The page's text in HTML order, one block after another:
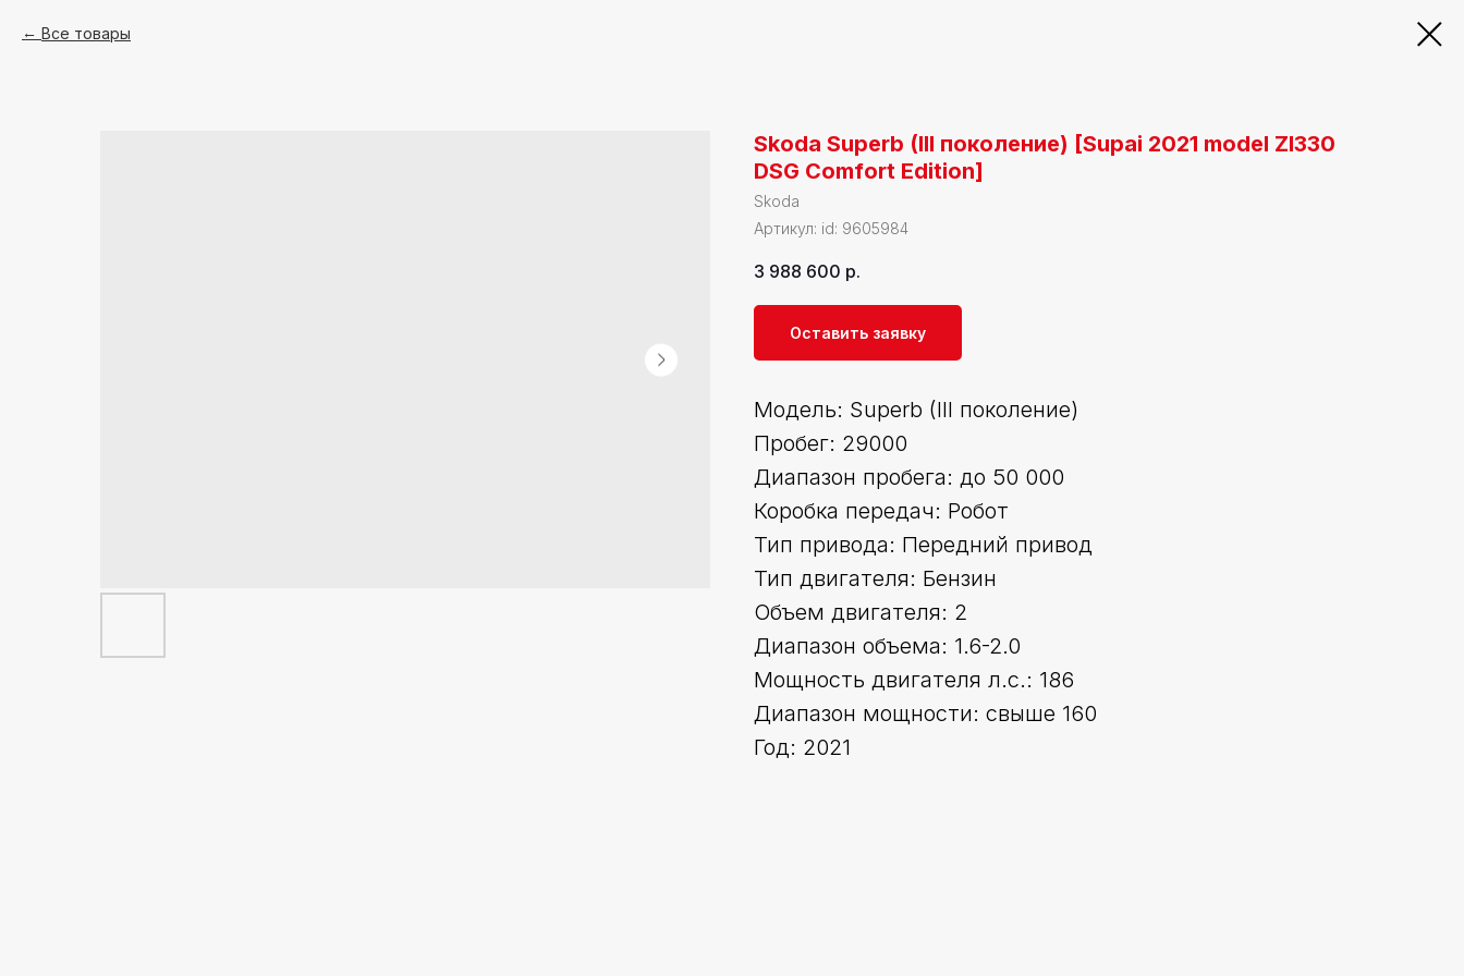
Все товары
Skoda Superb (III поколение) [Supai 2021 model ZI330
DSG Comfort Edition]
Skoda
Артикул: id: 9605984
3 988 600 р.
Оставить заявку
Модель: Superb (III поколение)
Пробег: 29000
Диапазон пробега: до 50 000
Коробка передач: Робот
Тип привода: Передний привод
Тип двигателя: Бензин
Объем двигателя: 2
Диапазон объема: 1.6-2.0
Мощность двигателя л.с.: 186
Диапазон мощности: свыше 160
Год: 2021